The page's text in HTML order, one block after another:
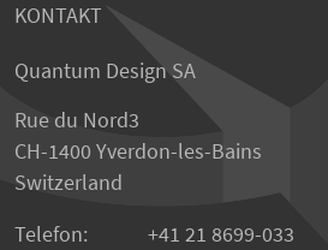
KONTAKT
Quantum Design SA
Rue du Nord3
CH-1400 Yverdon-les-Bains
Switzerland
Telefon:
+41 21 8699-033